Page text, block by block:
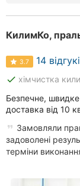
Чернівці
Суми
Івано-
Ужгород
КилимКо,
3.7 14
done хімчистка
Безпечне,
доставка від 10
Замовляли
задоволені
терміни